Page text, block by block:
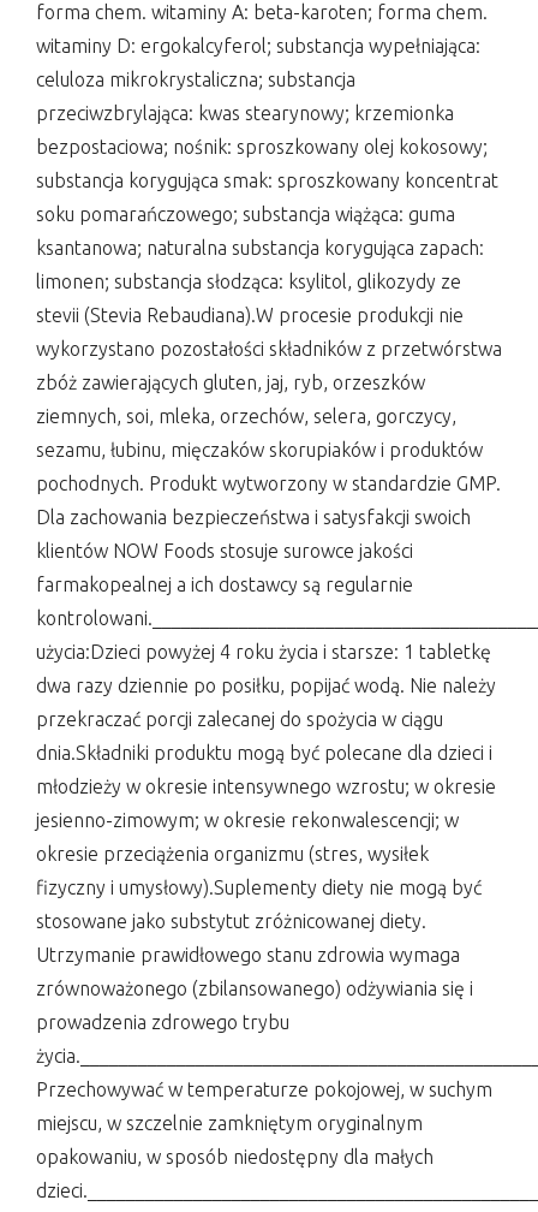
forma chem. witaminy A: beta-karoten; forma chem.
witaminy D: ergokalcyferol; substancja wypełniająca:
celuloza mikrokrystaliczna; substancja
przeciwzbrylająca: kwas stearynowy; krzemionka
bezpostaciowa; nośnik: sproszkowany olej kokosowy;
substancja korygująca smak: sproszkowany koncentrat
soku pomarańczowego; substancja wiążąca: guma
ksantanowa; naturalna substancja korygująca zapach:
limonen; substancja słodząca: ksylitol, glikozydy ze
stevii (Stevia Rebaudiana).W procesie produkcji nie
wykorzystano pozostałości składników z przetwórstwa
zbóż zawierających gluten, jaj, ryb, orzeszków
ziemnych, soi, mleka, orzechów, selera, gorczycy,
sezamu, łubinu, mięczaków skorupiaków i produktów
pochodnych. Produkt wytworzony w standardzie GMP.
Dla zachowania bezpieczeństwa i satysfakcji swoich
klientów NOW Foods stosuje surowce jakości
farmakopealnej a ich dostawcy są regularnie
użycia:Dzieci powyżej 4 roku życia i starsze: 1 tabletkę
dwa razy dziennie po posiłku, popijać wodą. Nie należy
przekraczać porcji zalecanej do spożycia w ciągu
dnia.Składniki produktu mogą być polecane dla dzieci i
młodzieży w okresie intensywnego wzrostu; w okresie
jesienno-zimowym; w okresie rekonwalescencji; w
okresie przeciążenia organizmu (stres, wysiłek
fizyczny i umysłowy).Suplementy diety nie mogą być
stosowane jako substytut zróżnicowanej diety.
Utrzymanie prawidłowego stanu zdrowia wymaga
zrównoważonego (zbilansowanego) odżywiania się i
prowadzenia zdrowego trybu
Przechowywać w temperaturze pokojowej, w suchym
miejscu, w szczelnie zamkniętym oryginalnym
opakowaniu, w sposób niedostępny dla małych